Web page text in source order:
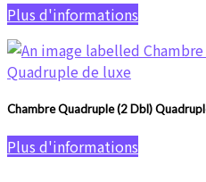
Plus d'informations
Chambre Quadruple (2 Dbl)
Plus d'informations